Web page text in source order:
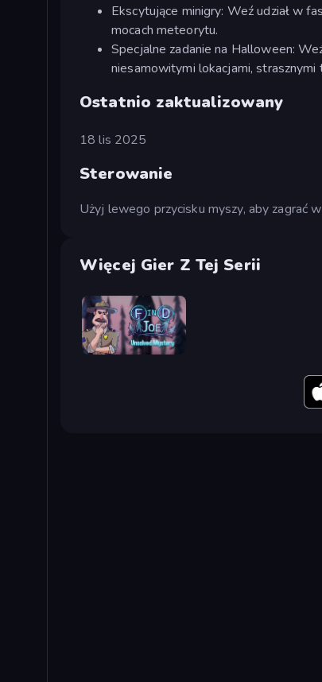
Ekscytujące minigry: Weź udział w
mocach meteorytu.
Specjalne zadanie na Halloween:
niesamowitymi lokacjami,
Ostatnio zaktualizowany
18 lis 2025
Sterowanie
Użyj lewego przycisku myszy, aby zagrać
Więcej Gier Z Tej Serii
Find Joe: Unsolved Mystery